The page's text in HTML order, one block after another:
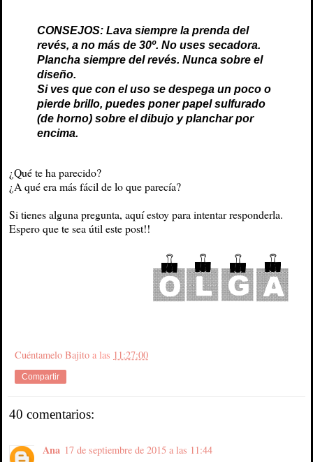
CONSEJOS: Lava siempre la prenda del
revés, a no más de 30º. No uses secadora.
Plancha siempre del revés. Nunca sobre el
diseño.
Si ves que con el uso se despega un poco o
pierde brillo, puedes poner papel sulfurado
(de horno) sobre el dibujo y planchar por
encima.
¿Qué te ha parecido?
¿A qué era más fácil de lo que parecía?
Si tienes alguna pregunta, aquí estoy para intentar responderla.
Espero que te sea útil este post!!
Cuéntamelo Bajito a las 11:27:00
Compartir
40 comentarios:
Ana 17 de septiembre de 2015 a las 11:44